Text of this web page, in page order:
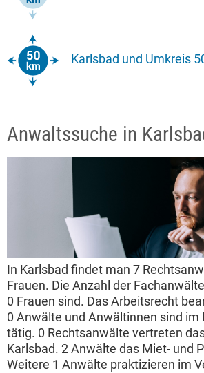
Karlsbad und Umkreis
Anwaltssuche in
In Karlsbad findet man 7
Frauen. Die Anzahl der
0 Frauen sind. Das Arbeitsrecht
0 Anwälte und Anwältinnen sind im
tätig. 0 Rechtsanwälte vertreten
Karlsbad. 2 Anwälte das Miet- und
Weitere 1 Anwälte praktizieren im